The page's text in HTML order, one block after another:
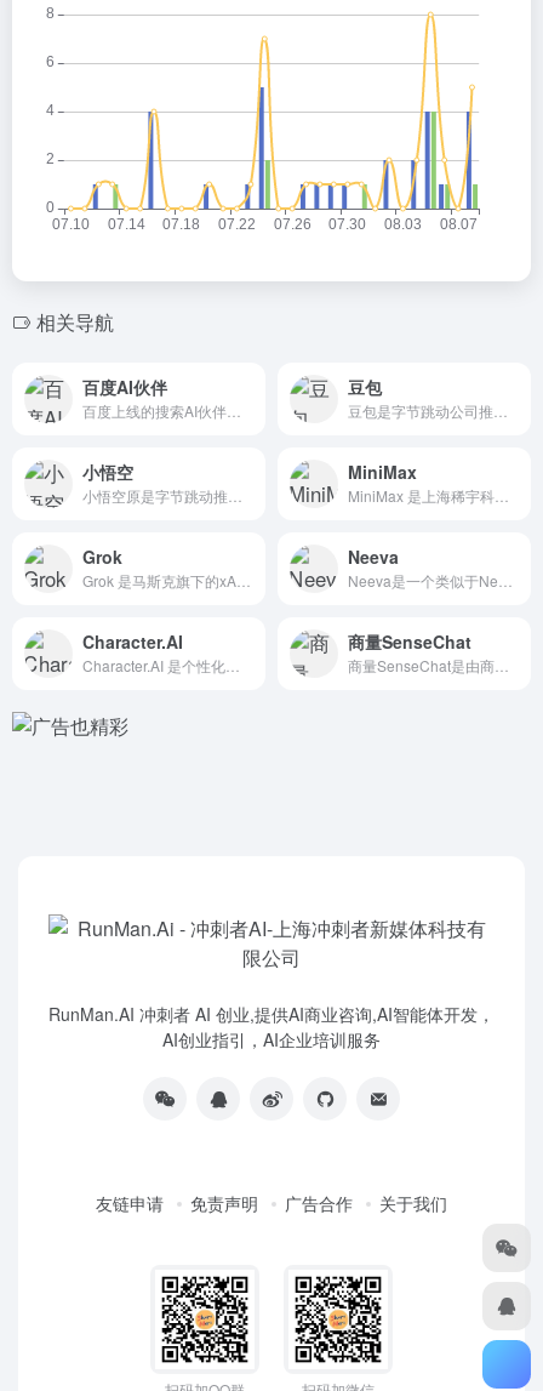
相关导航
百度AI伙伴 豆包
小悟空 MiniMax
Grok Neeva
Character.AI 商量SenseChat
RunMan.AI 冲刺者 AI 创业,提供AI商业咨询,AI智能体开发，
AI创业指引，AI企业培训服务
友链申请 免责声明 广告合作 关于我们